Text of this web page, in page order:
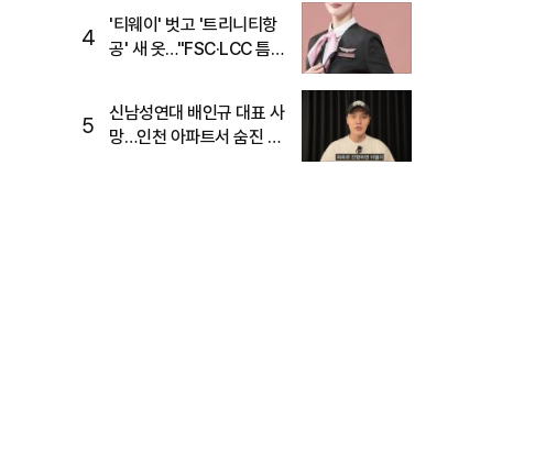
4
'티웨이' 벗고 '트리니티항
공' 새 옷…"FSC·LCC 틈
5
신남성연대 배인규 대표 사
망…인천 아파트서 숨진 채